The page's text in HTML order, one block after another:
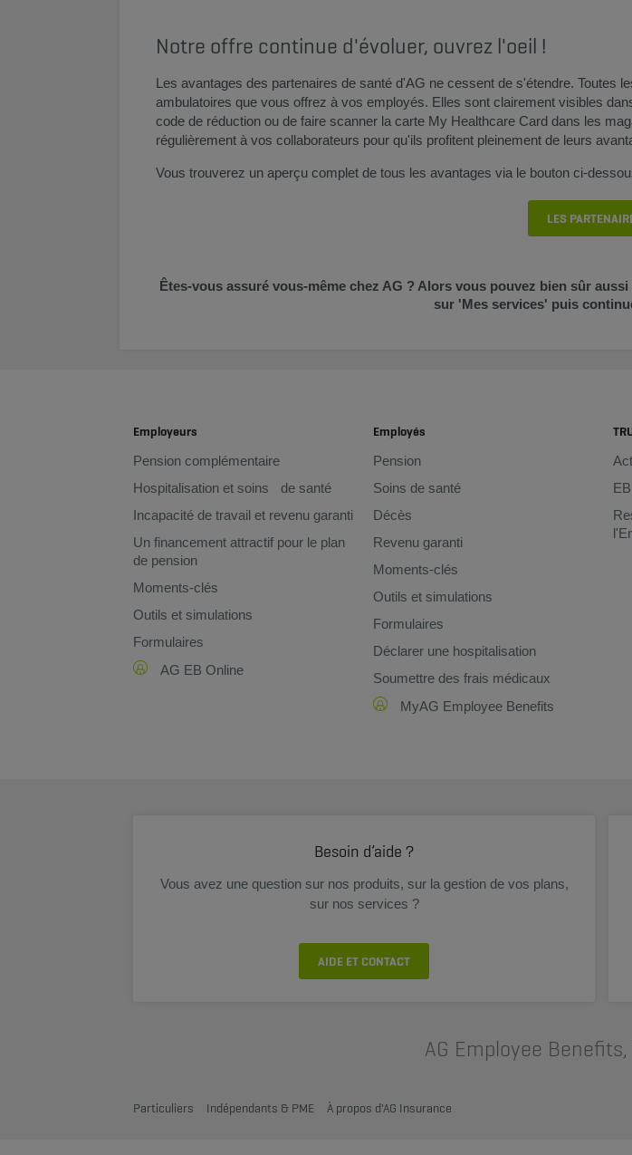
Notre offre continue d'évoluer, ouvrez l'oeil !
Les avantages des partenaires de santé d'AG ne cessent de s'étendre. Toutes
ambulatoires que vous offrez à vos employés. Elles sont clairement visibles
code de réduction ou de faire scanner la carte My Healthcare Card dans les
régulièrement à vos collaborateurs pour qu'ils profitent pleinement de leurs
Vous trouverez un aperçu complet de tous les avantages via le bouton ci-
LES
Êtes-vous assuré vous-même chez AG ? Alors vous pouvez bien sûr
sur 'Mes services' puis
Employeurs
Pension complémentaire
Hospitalisation et soins de santé
Incapacité de travail et revenu garanti
Un financement attractif pour le plan
de pension
Moments-clés
Outils et simulations
Formulaires
AG EB Online
Employés
Pension
Soins de santé
Décès
Revenu garanti
Moments-clés
Outils et simulations
Formulaires
Déclarer une hospitalisation
Soumettre des frais médicaux
MyAG Employee Benefits
Besoin d’aide ?
Vous avez une question sur nos produits, sur la gestion de vos plans,
sur nos services ?
AIDE ET CONTACT
AG Employee
Particuliers Indépendants & PME À propos d'AG Insurance